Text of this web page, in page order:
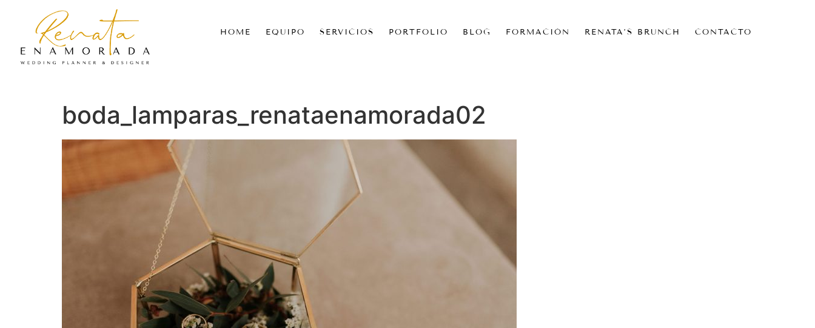
HOME EQUIPO SERVICIOS PORTFOLIO BLOG FORMACIÓN RENATA’S BRUNCH CONTACTO
boda_lamparas_renataenamorada02